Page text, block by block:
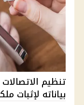
تنظيم
بياناته لإثبات